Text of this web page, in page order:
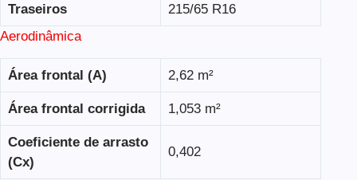
Traseiros
215/65 R16
Aerodinâmica
Área frontal (A) 2,62 m²
Área frontal corrigida 1,053 m²
Coeficiente de arrasto
(Cx)
0,402